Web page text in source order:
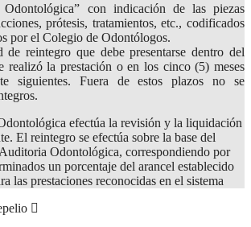
con indicación de las piezas
prótesis, tratamientos, etc., codificados
por el Colegio de Odontólogos.
reintegro que debe presentarse dentro del
realizó la prestación o en los cinco (5) meses
siguientes. Fuera de estos plazos no se
efectúa la revisión y la liquidación
El reintegro se efectúa sobre la base del
Odontológica, correspondiendo por
un porcentaje del arancel establecido
las prestaciones reconocidas en el sistema